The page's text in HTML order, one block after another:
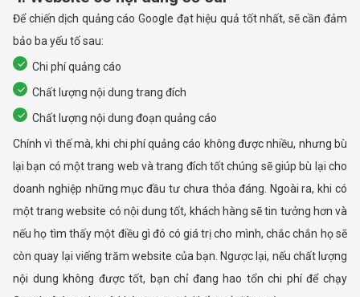
Để chiến dịch quảng cáo Google đạt hiệu quả tốt nhất, sẽ cần đảm
bảo ba yếu tố sau:
Chi phí quảng cáo
Chất lượng nội dung trang đích
Chất lượng nội dung đoạn quảng cáo
Chính vì thế mà, khi chi phí quảng cáo không được nhiều, nhưng bù
lại bạn có một trang web và trang đích tốt chúng sẽ giúp bù lại cho
doanh nghiệp những mục đầu tư chưa thỏa đáng. Ngoài ra, khi có
một trang website có nội dung tốt, khách hàng sẽ tin tưởng hơn và
nếu họ tìm thấy một điều gì đó có giá trị cho mình, chắc chắn họ sẽ
còn quay lại viếng trăm website của bạn. Ngược lại, nếu chất lượng
nội dung không được tốt, bạn chỉ đang hao tổn chi phí để chạy